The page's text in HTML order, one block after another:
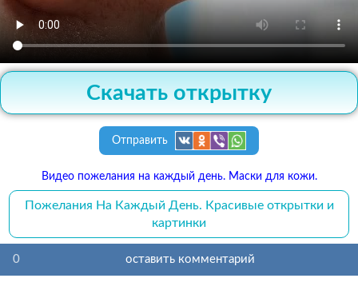
Скачать открытку
Отправить
Видео пожелания на каждый день. Маски для кожи.
Пожелания На Каждый День. Красивые открытки и
картинки
0 оставить комментарий